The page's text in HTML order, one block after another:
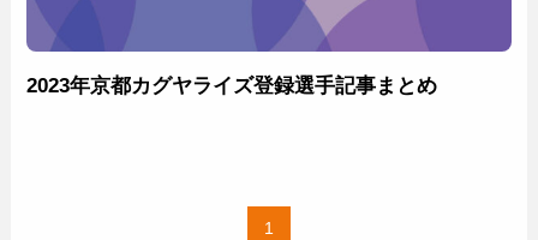
2023年京都カグヤライズ登録選手記事まとめ
1